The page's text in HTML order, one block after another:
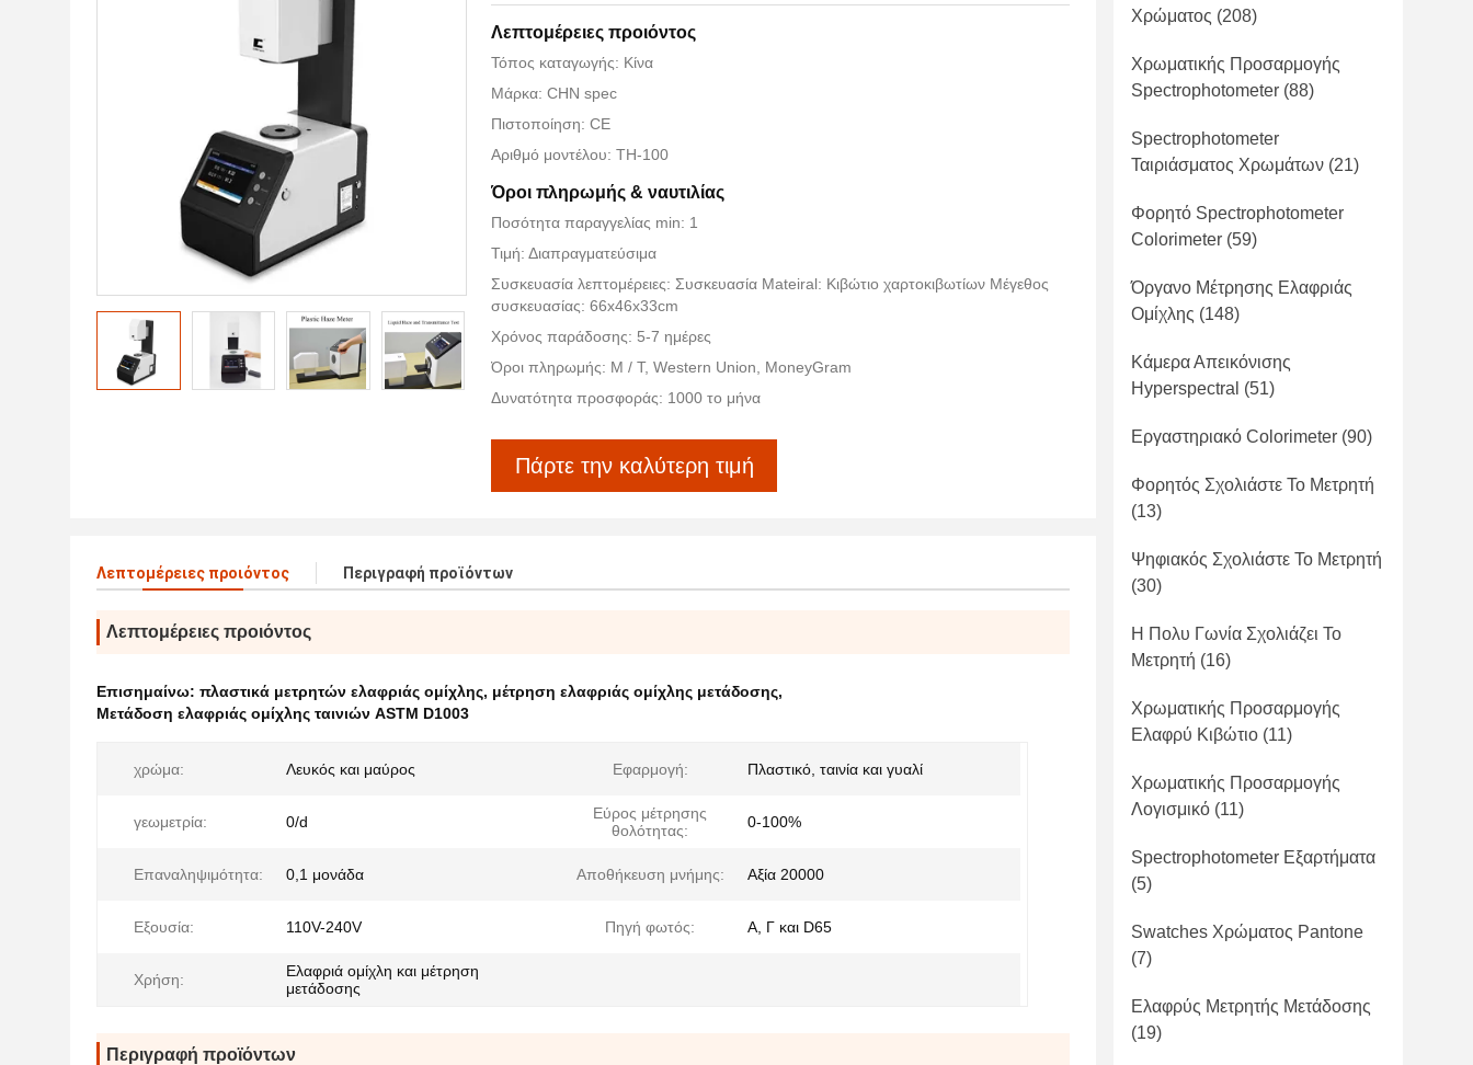
Λεπτομέρειες προιόντος
Τόπος καταγωγής: Κίνα
Μάρκα: CHN spec
Πιστοποίηση: CE
Αριθμό μοντέλου: TH-100
Όροι πληρωμής & ναυτιλίας
Ποσότητα παραγγελίας min: 1
Τιμή: Διαπραγματεύσιμα
Συσκευασία λεπτομέρειες: Συσκευασία Mateiral: Κιβώτιο χαρτοκιβωτίων Μέγεθος
συσκευασίας: 66x46x33cm
Χρόνος παράδοσης: 5-7 ημέρες
Όροι πληρωμής: Μ / Τ, Western Union, MoneyGram
Δυνατότητα προσφοράς: 1000 το μήνα
Πάρτε την καλύτερη τιμή
Λεπτομέρειες προιόντος Περιγραφή προϊόντων
Λεπτομέρειες προιόντος
Επισημαίνω: πλαστικά μετρητών ελαφριάς ομίχλης, μέτρηση ελαφριάς ομίχλης μετάδοσης,
Μετάδοση ελαφριάς ομίχλης ταινιών ASTM D1003
χρώμα: Λευκός και μαύρος Εφαρμογή: Πλαστικό, ταινία και γυαλί
γεωμετρία: 0/d
Εύρος μέτρησης
θολότητας:
0-100%
Επαναληψιμότητα: 0,1 μονάδα Αποθήκευση μνήμης: Αξία 20000
Εξουσία: 110V-240V Πηγή φωτός: Α, Γ και D65
Χρήση:
Ελαφριά ομίχλη και μέτρηση
μετάδοσης
Περιγραφή προϊόντων
Χρώματος (208)
Χρωματικής Προσαρμογής
Spectrophotometer (88)
Spectrophotometer
Ταιριάσματος Χρωμάτων (21)
Φορητό Spectrophotometer
Colorimeter (59)
Όργανο Μέτρησης Ελαφριάς
Ομίχλης (148)
Κάμερα Απεικόνισης
Hyperspectral (51)
Εργαστηριακό Colorimeter (90)
Φορητός Σχολιάστε Το Μετρητή
(13)
Ψηφιακός Σχολιάστε Το Μετρητή
(30)
Η Πολυ Γωνία Σχολιάζει Το
Μετρητή (16)
Χρωματικής Προσαρμογής
Ελαφρύ Κιβώτιο (11)
Χρωματικής Προσαρμογής
Λογισμικό (11)
Spectrophotometer Εξαρτήματα
(5)
Swatches Χρώματος Pantone
(7)
Ελαφρύς Μετρητής Μετάδοσης
(19)